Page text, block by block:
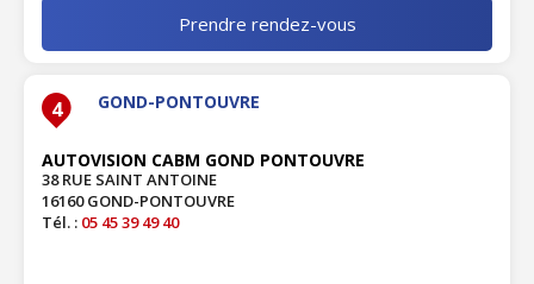
Prendre rendez-vous
4 GOND-PONTOUVRE
AUTOVISION CABM GOND PONTOUVRE
38 RUE SAINT ANTOINE
16160 GOND-PONTOUVRE
Tél. : 05 45 39 49 40